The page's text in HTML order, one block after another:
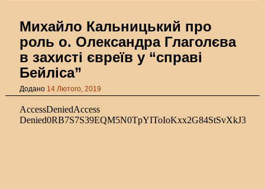
Михайло Кальницький про
роль о. Олександра Глаголєва
в захисті євреїв у “справі
Бейліса”
Додано 14 Лютого, 2019